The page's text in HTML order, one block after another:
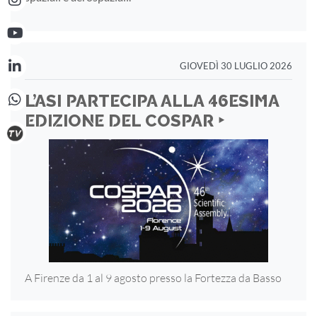
GIOVEDÌ 30 LUGLIO 2026
L’ASI PARTECIPA ALLA 46ESIMA
EDIZIONE DEL COSPAR ‣
A Firenze da 1 al 9 agosto presso la Fortezza da Basso